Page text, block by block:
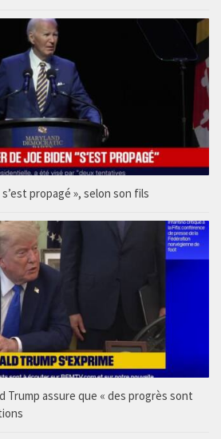
propagé », selon son fils
Trump assure que « des progrès sont